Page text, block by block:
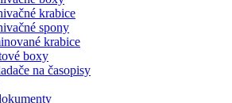
krabice
spony
krabice
boxy
na časopisy